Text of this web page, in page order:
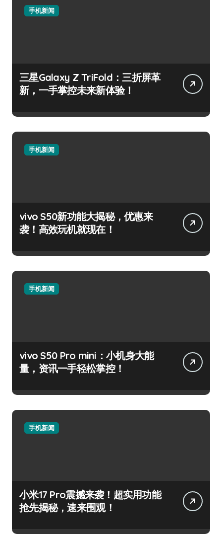
手机新闻
三星Galaxy Z TriFold：三折屏革
新，一手掌控未来新体验！
手机新闻
vivo S50新功能大揭秘，优惠来
袭！高效玩机就现在！
手机新闻
vivo S50 Pro mini：小机身大能
量，资讯一手轻松掌控！
手机新闻
小米17 Pro震撼来袭！超实用功能
抢先揭秘，速来围观！